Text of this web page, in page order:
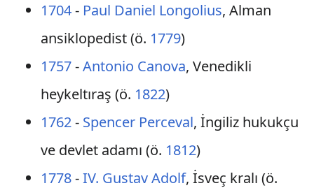
1704- Paul Daniel Longolius, Alman
ansiklopedist (ö. 1779)
1757-Antonio Canova, Venedikli
heykeltıraş (ö. 1822)
1762- Spencer Perceval, İngiliz hukukçu
ve devlet adamı (ö. 1812)
1778-IV. Gustav Adolf, İsveç kralı (ö.